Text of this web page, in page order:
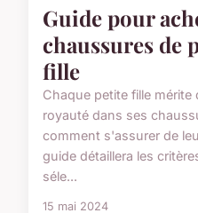
Guide pour
chaussures de
fille
Chaque petite fille
royauté dans ses
comment s'assurer de
guide détaillera les
séle...
15 mai 2024